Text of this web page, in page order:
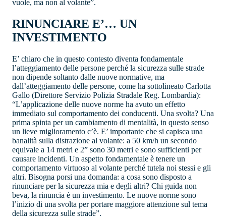
vuole, ma non al volante”.
RINUNCIARE E’… UN
INVESTIMENTO
E’ chiaro che in questo contesto diventa fondamentale
l’atteggiamento delle persone perché la sicurezza sulle strade
non dipende soltanto dalle nuove normative, ma
dall’atteggiamento delle persone, come ha sottolineato Carlotta
Gallo (Direttore Servizio Polizia Stradale Reg. Lombardia):
“L’applicazione delle nuove norme ha avuto un effetto
immediato sul comportamento dei conducenti. Una svolta? Una
prima spinta per un cambiamento di mentalità, in questo senso
un lieve miglioramento c’è. E’ importante che si capisca una
banalità sulla distrazione al volante: a 50 km/h un secondo
equivale a 14 metri e 2” sono 30 metri e sono sufficienti per
causare incidenti. Un aspetto fondamentale è tenere un
comportamento virtuoso al volante perché tutela noi stessi e gli
altri. Bisogna porsi una domanda: a cosa sono disposto a
rinunciare per la sicurezza mia e degli altri? Chi guida non
beva, la rinuncia è un investimento. Le nuove norme sono
l’inizio di una svolta per portare maggiore attenzione sul tema
della sicurezza sulle strade”.